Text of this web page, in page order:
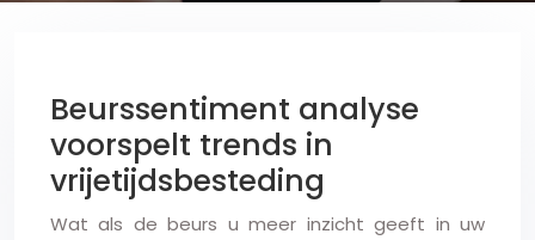
Beurssentiment analyse
voorspelt trends in
vrijetijdsbesteding
Wat als de beurs u meer inzicht geeft in uw